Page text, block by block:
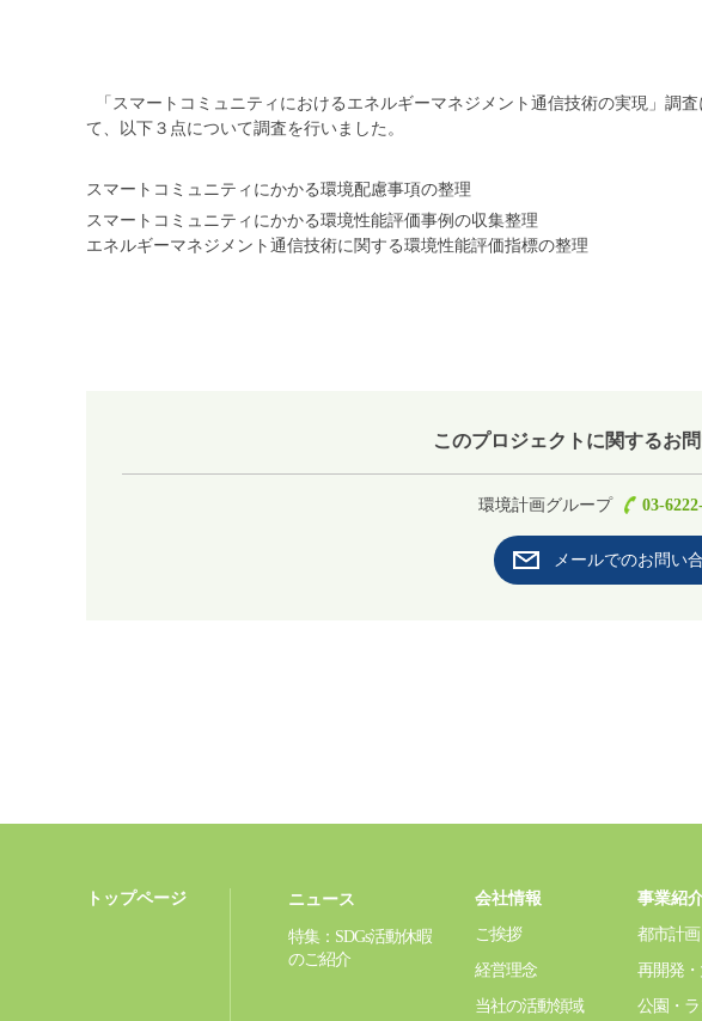
「スマートコミュニティにおけるエネルギーマネジメント通信技術の実現」調
て、以下３点について調査を行いました。
スマートコミュニティにかかる環境配慮事項の整理
スマートコミュニティにかかる環境性能評価事例の収集整理
エネルギーマネジメント通信技術に関する環境性能評価指標の整理
このプロジェクトに関するお
環境計画グループ 03-
メールでのお問い
トップページ ニュース
特集：SDGs活動休暇
のご紹介
会社情報
ご挨拶
経営理念
当社の活動領域
事業紹
都市計
再開発
公園・